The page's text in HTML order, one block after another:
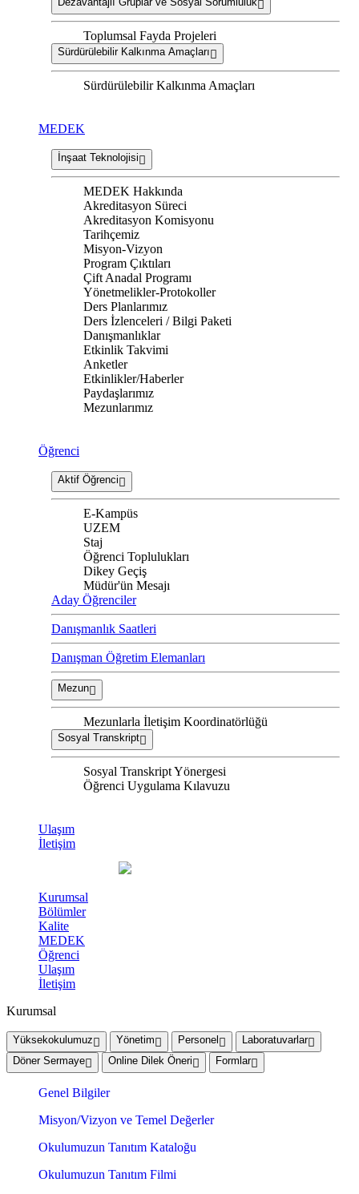
Toplumsal Fayda Projeleri
Sürdürülebilir Kalkınma Amaçları
Sürdürülebilir Kalkınma Amaçları
MEDEK
İnşaat Teknolojisi
MEDEK Hakkında
Akreditasyon Süreci
Akreditasyon Komisyonu
Tarihçemiz
Misyon-Vizyon
Program Çıktıları
Çift Anadal Programı
Yönetmelikler-Protokoller
Ders Planlarımız
Ders İzlenceleri / Bilgi Paketi
Danışmanlıklar
Etkinlik Takvimi
Anketler
Etkinlikler/Haberler
Paydaşlarımız
Mezunlarımız
Öğrenci
Aktif Öğrenci
E-Kampüs
UZEM
Staj
Öğrenci Toplulukları
Dikey Geçiş
Müdür'ün Mesajı
Aday Öğrenciler
Danışmanlık Saatleri
Danışman Öğretim Elemanları
Mezun
Mezunlarla İletişim Koordinatörlüğü
Sosyal Transkript
Sosyal Transkript Yönergesi
Öğrenci Uygulama Kılavuzu
Ulaşım
İletişim
Kurumsal
Bölümler
Kalite
MEDEK
Öğrenci
Ulaşım
İletişim
Kurumsal
Yüksekokulumuz Yönetim Personel
Laboratuvarlar
Döner Sermaye
Online Dilek Öneri Formlar
Genel Bilgiler
Misyon/Vizyon ve Temel Değerler
Okulumuzun Tanıtım Kataloğu
Okulumuzun Tanıtım Filmi